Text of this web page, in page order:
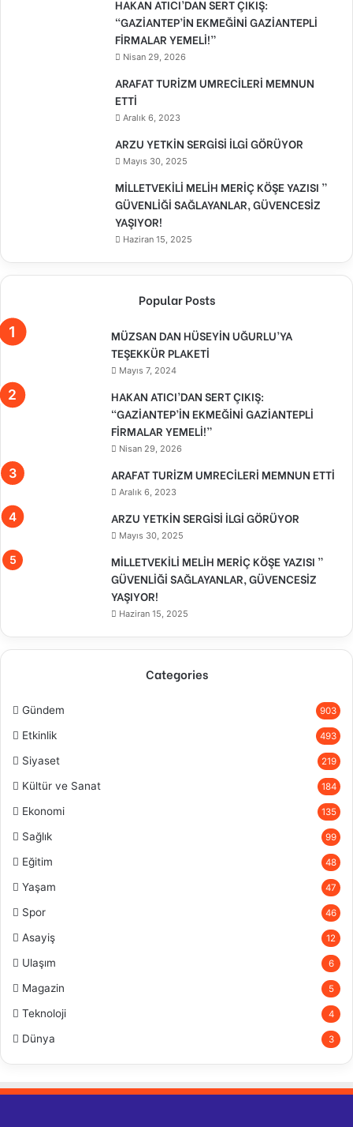
HAKAN ATICI’DAN SERT ÇIKIŞ:
“GAZİANTEP’İN EKMEĞİNİ GAZİANTEPLİ
FİRMALAR YEMELİ!”
Nisan 29, 2026
ARAFAT TURİZM UMRECİLERİ MEMNUN
ETTİ
Aralık 6, 2023
ARZU YETKİN SERGİSİ İLGİ GÖRÜYOR
Mayıs 30, 2025
MİLLETVEKİLİ MELİH MERİÇ KÖŞE YAZISI ”
GÜVENLİĞİ SAĞLAYANLAR, GÜVENCESİZ
YAŞIYOR!
Haziran 15, 2025
Popular Posts
MÜZSAN DAN HÜSEYİN UĞURLU’YA
TEŞEKKÜR PLAKETİ
Mayıs 7, 2024
HAKAN ATICI’DAN SERT ÇIKIŞ:
“GAZİANTEP’İN EKMEĞİNİ GAZİANTEPLİ
FİRMALAR YEMELİ!”
Nisan 29, 2026
ARAFAT TURİZM UMRECİLERİ MEMNUN ETTİ
Aralık 6, 2023
ARZU YETKİN SERGİSİ İLGİ GÖRÜYOR
Mayıs 30, 2025
MİLLETVEKİLİ MELİH MERİÇ KÖŞE YAZISI ”
GÜVENLİĞİ SAĞLAYANLAR, GÜVENCESİZ
YAŞIYOR!
Haziran 15, 2025
Categories
Gündem 903
Etkinlik 493
Siyaset 219
Kültür ve Sanat 184
Ekonomi 135
Sağlık 99
Eğitim 48
Yaşam 47
Spor 46
Asayiş 12
Ulaşım 6
Magazin 5
Teknoloji 4
Dünya 3